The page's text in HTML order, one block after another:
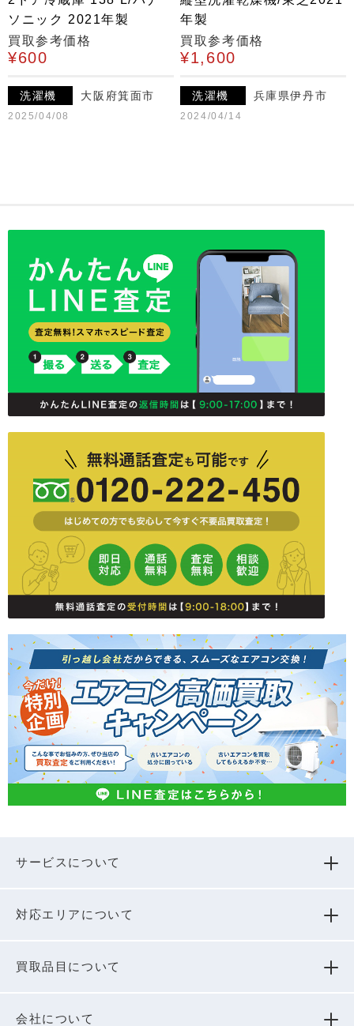
ソニック 2021年製
買取参考価格
¥600
洗濯機 大阪府箕面市
2025/04/08
年製
買取参考価格
¥1,600
洗濯機 兵庫県伊丹市
2024/04/14
サービスについて
対応エリアについて
買取品⽬について
会社について